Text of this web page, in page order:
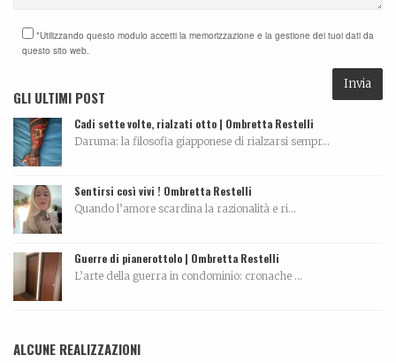
*Utilizzando questo modulo accetti la memorizzazione e la gestione dei tuoi dati da
questo sito web.
GLI ULTIMI POST
Cadi sette volte, rialzati otto | Ombretta Restelli
Daruma: la filosofia giapponese di rialzarsi sempr...
Sentirsi così vivi ! Ombretta Restelli
Quando l’amore scardina la razionalità e ri...
Guerre di pianerottolo | Ombretta Restelli
L’arte della guerra in condominio: cronache ...
ALCUNE REALIZZAZIONI